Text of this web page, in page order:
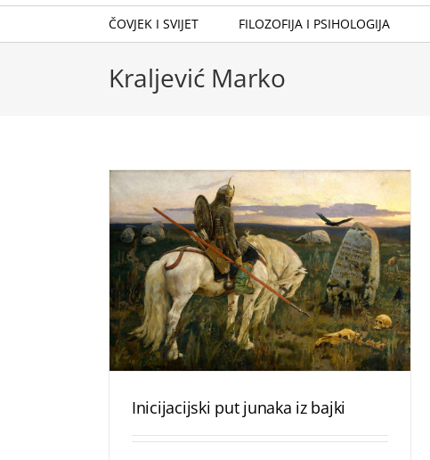
ČOVJEK I SVIJET FILOZOFIJA I PSIHOLOGIJA
Kraljević Marko
Inicijacijski put junaka iz bajki